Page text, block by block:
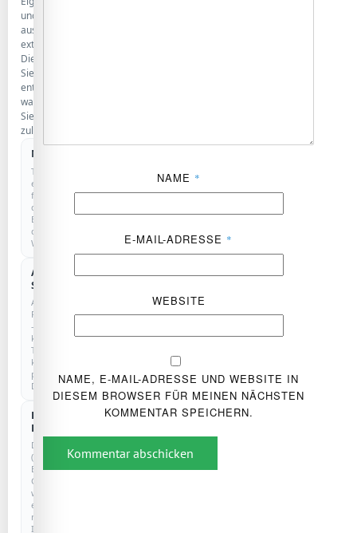
NAME *
E-MAIL-ADRESSE *
WEBSITE
NAME, E-MAIL-ADRESSE UND WEBSITE IN
DIESEM BROWSER FÜR MEINEN NÄCHSTEN
KOMMENTAR SPEICHERN.
Kommentar abschicken
und
ausgewählte
externe
Dienste.
Sie
entscheiden,
was
Sie
zulassen.
Notwendig
Technisch
erforderlich
für
den
Betrieb
der
Website.
Anonyme
Statistik
COOKIELOS
Anonyme
Reichweitenmessung
–
kein
Tracking,
keine
personenbezogenen
Daten.
Externe
Dienste
Drittanbieter
(z.
B.
Google)
werden
erst
nach
Ihrer